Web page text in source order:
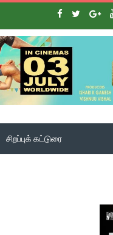
சிறப்புக் கட்டுரை